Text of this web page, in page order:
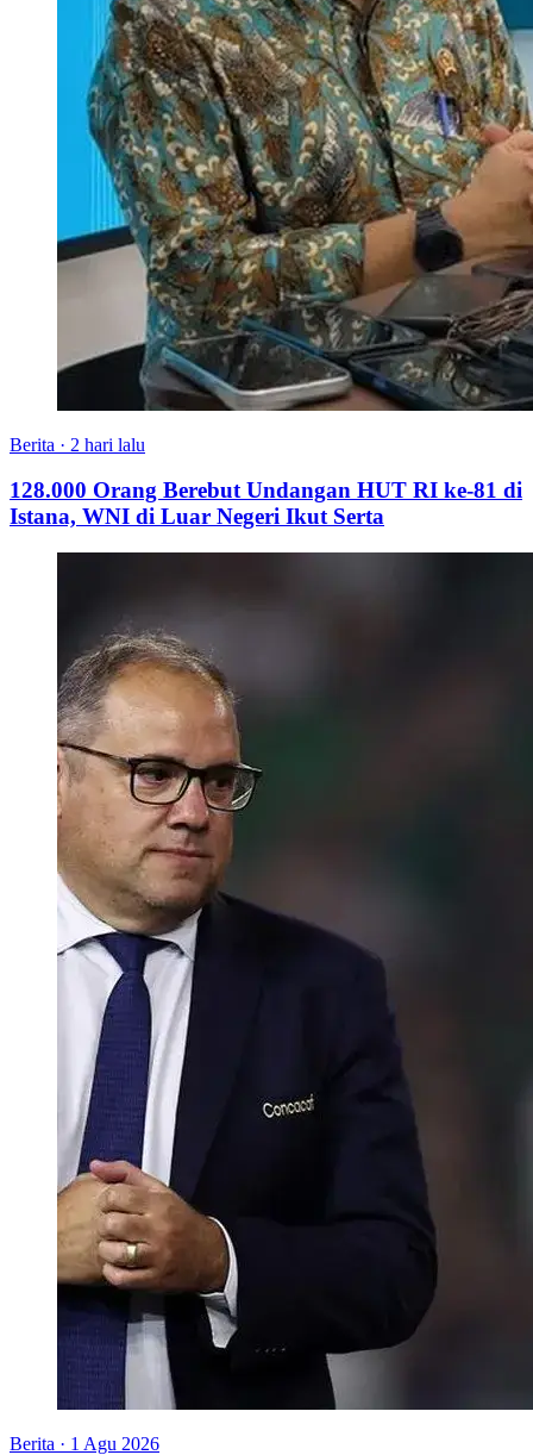
Berita · 2 hari lalu
128.000 Orang Berebut Undangan HUT RI ke-81 di
Istana, WNI di Luar Negeri Ikut Serta
Berita · 1 Agu 2026